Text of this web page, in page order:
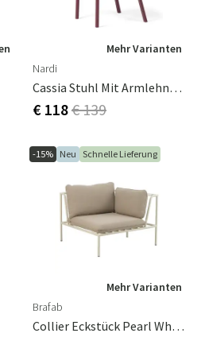
Mehr Varianten
Nardi
Cassia Stuhl Mit Armlehne Borgogna
€ 118€ 139
-15% Neu Schnelle Lieferung
Mehr Varianten
Brafab
Collier Eckstück Pearl White / Teddy Beige